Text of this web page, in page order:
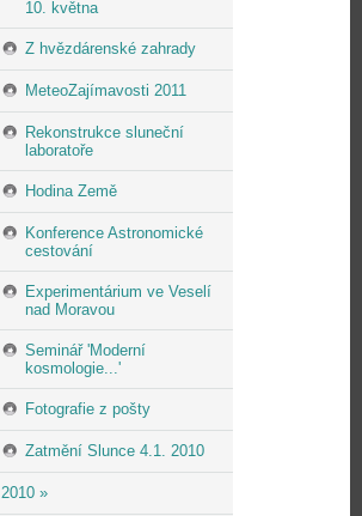
10. května
Z hvězdárenské zahrady
MeteoZajímavosti 2011
Rekonstrukce sluneční
laboratoře
Hodina Země
Konference Astronomické
cestování
Experimentárium ve Veselí
nad Moravou
Seminář 'Moderní
kosmologie...'
Fotografie z pošty
Zatmění Slunce 4.1. 2010
2010 »